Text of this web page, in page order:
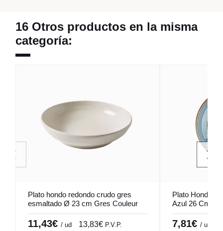
16 Otros productos en la misma
categoría:
Plato hondo redondo crudo gres
esmaltado Ø 23 cm Gres Couleur
Pro.mundi
11,43€ / ud 13,83€ P.V.P.
Plato Hondo
Azul 26 Cm
7,81€ / ud